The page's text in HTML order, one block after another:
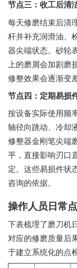
节点三：收工后清
每天修磨结束后清
杆并补充润滑油、
器尖端状态。砂轮
上的磨屑会加剧磨
修整效果会逐渐变
节点四：定期易损
按设备实际使用频
轴径向跳动、冷却
修整器金刚笔尖端
平，直接影响刃口
定。这些易损件状
咨询的依据。
操作人员日常
下表梳理了磨刀机
对应的修磨质量后
于建立系统化的点